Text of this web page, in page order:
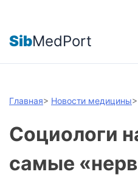
SibMedPort
Главная> Новости медицины>
Социологи
самые